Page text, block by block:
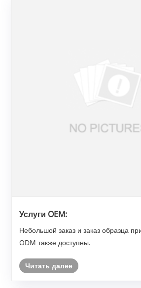
Услуги OEM:
Небольшой заказ и заказ образца
ODM также доступны.
Читать далее